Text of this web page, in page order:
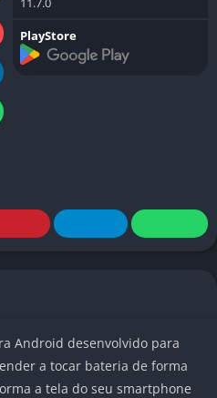
PlayStore
Android desenvolvido para
a tocar bateria de forma
a tela do seu smartphone